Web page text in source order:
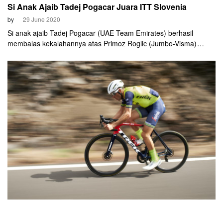
Si Anak Ajaib Tadej Pogacar Juara ITT Slovenia
by 29 June 2020
Si anak ajaib Tadej Pogacar (UAE Team Emirates) berhasil
membalas kekalahannya atas Primoz Roglic (Jumbo-Visma)
Trial (ITT) pada Kejuaraan Nasional (Kejurnas) Slovenia, Minggu
(28/6) malam.